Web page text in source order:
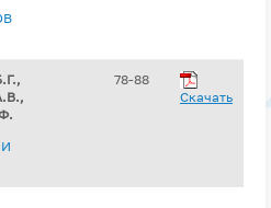
78-88
Скачать